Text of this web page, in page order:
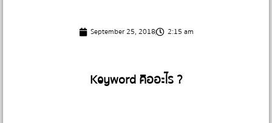
September 25, 2018 2:15 am
Keyword คืออะไร ?